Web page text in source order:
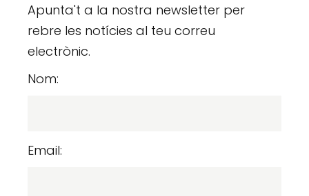
Apunta't a la nostra newsletter per
rebre les notícies al teu correu
electrònic.
Nom:
Email: